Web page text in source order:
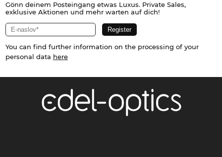
Gönn deinem Posteingang etwas Luxus. Private Sales,
exklusive Aktionen und mehr warten auf dich!
You can find further information on the processing of your
personal data here